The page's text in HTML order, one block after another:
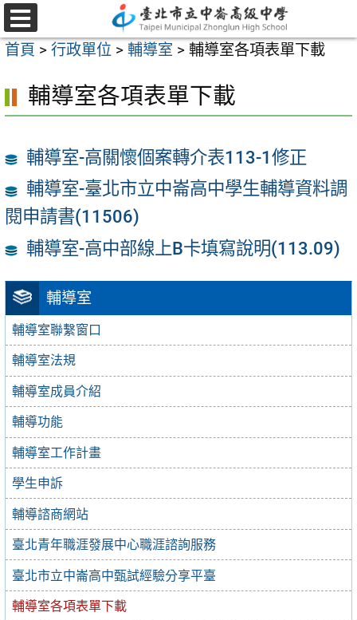
跳
至
主
內
區
選
單
首頁 > 行政單位 > 輔導室 > 輔導室各項表單下載
輔導室
輔導室聯繫窗口
輔導室法規
輔導室成員介紹
輔導功能
輔導室工作計畫
學生申訴
輔導諮商網站
臺北青年職涯發展中心職涯諮詢服務
臺北市立中崙高中甄試經驗分享平臺
輔導室各項表單下載
輔導室各項表單下載
輔導室-高關懷個案轉介表113-1修正
輔導室-臺北市立中崙高中學生輔導資料調
閱申請書(11506)
輔導室-高中部線上B卡填寫說明(113.09)